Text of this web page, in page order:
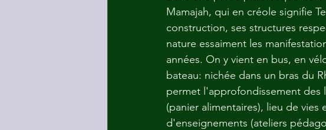
Mamajah, qui en créole signifie
construction, ses structures
nature essaiment les
années. On y vient en bus, en
bateau: nichée dans un bras du
permet l'approfondissement des
(panier alimentaires), lieu de
d'enseignements (ateliers